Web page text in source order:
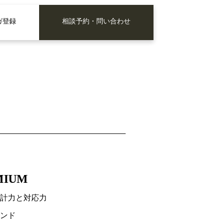
登録 相談予約・問い合わせ
力と対応力
ド